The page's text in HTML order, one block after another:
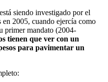
siendo investigado por el
en 2005, cuando ejercía como
primer mandato (2004-
tienen que ver con un
para pavimentar un